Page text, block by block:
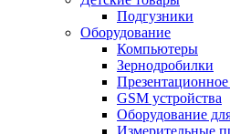
Подгузники
Оборудование
Компьютеры
Зернодробилки
GSM устройства
Оборудование
Измерительные